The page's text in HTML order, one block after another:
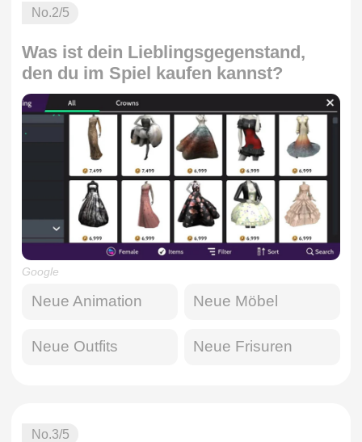
No.2/5
Was ist dein Lieblingsgegenstand,
den du im Spiel kaufen kannst?
Google
Neue Animation Neue Möbel
Neue Outfits Neue Frisuren
No.3/5